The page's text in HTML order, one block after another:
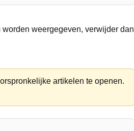
weergegeven, verwijder dan
artikelen te openen.